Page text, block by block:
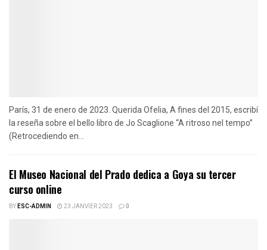
París, 31 de enero de 2023. Querida Ofelia, A fines del 2015, escribí
la reseña sobre el bello libro de Jo Scaglione “A ritroso nel tempo”
(Retrocediendo en...
El Museo Nacional del Prado dedica a Goya su tercer
curso online
BYESC-ADMIN 23 JANVIER 2023 0